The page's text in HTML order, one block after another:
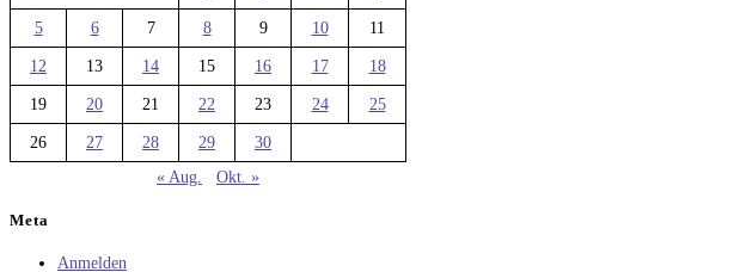
5 6 7 8 9 10 11
12 13 14 15 16 17 18
19 20 21 22 23 24 25
26 27 28 29
30
« Aug.
Okt. »
Meta
Anmelden